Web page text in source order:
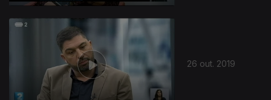
26 out. 2019